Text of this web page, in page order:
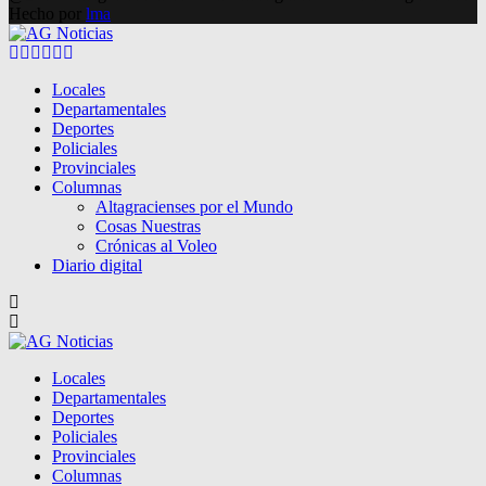
Hecho por lma
Facebook
Twitter
Instagram
Pinterest
Google
Locales
Departamentales
Deportes
Policiales
Provinciales
Columnas
Altagracienses por el Mundo
Cosas Nuestras
Crónicas al Voleo
Diario digital
Locales
Departamentales
Deportes
Policiales
Provinciales
Columnas